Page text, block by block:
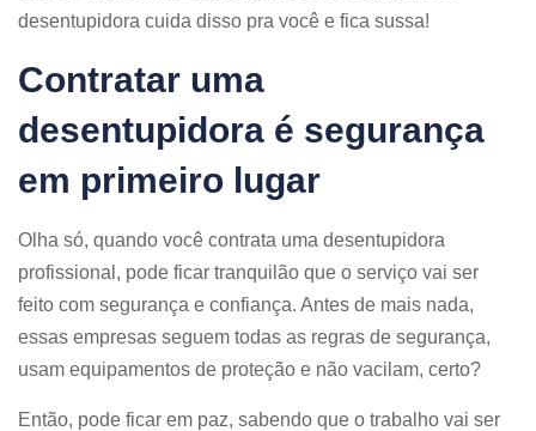
desentupidora cuida disso pra você e fica sussa!
Contratar uma
desentupidora é segurança
em primeiro lugar
Olha só, quando você contrata uma desentupidora
profissional, pode ficar tranquilão que o serviço vai ser
feito com segurança e confiança. Antes de mais nada,
essas empresas seguem todas as regras de segurança,
usam equipamentos de proteção e não vacilam, certo?
Então, pode ficar em paz, sabendo que o trabalho vai ser